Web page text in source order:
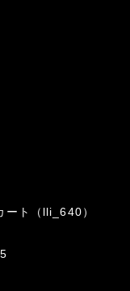
ート（lli_640）